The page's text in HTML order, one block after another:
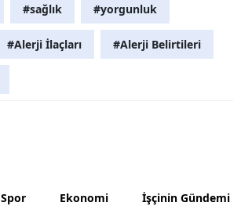
Düzce
#sağlık #yorgunluk
#Alerji İlaçları #Alerji Belirtileri
Spor Ekonomi İşçinin Gündemi